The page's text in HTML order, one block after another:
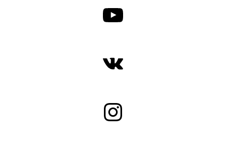
YouTube
ВКонтакте
Instagram